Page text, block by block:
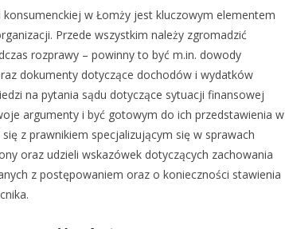
w Łomży jest kluczowym elementem
Przede wszystkim należy zgromadzić
rozprawy – powinny to być m.in. dowody
dokumenty dotyczące dochodów i wydatków
na pytania sądu dotyczące sytuacji finansowej
argumenty i być gotowym do ich przedstawienia w
z prawnikiem specjalizującym się w sprawach
oraz udzieli wskazówek dotyczących zachowania
z postępowaniem oraz o konieczności stawienia